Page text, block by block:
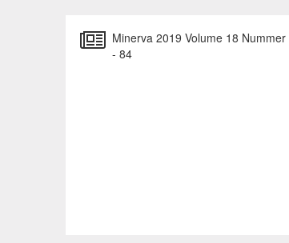
Minerva 2019 Volume 18 Nummer
- 84